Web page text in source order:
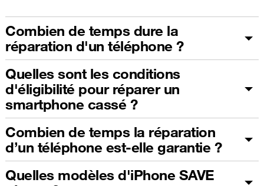
Combien de temps dure la
réparation d'un téléphone ?
Quelles sont les conditions
d'éligibilité pour réparer un
smartphone cassé ?
Combien de temps la réparation
d’un téléphone est-elle garantie ?
Quelles modèles d'iPhone SAVE